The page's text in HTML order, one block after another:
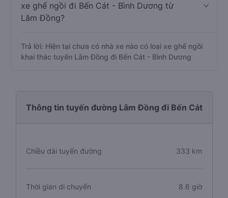
xe ghế ngồi đi Bến Cát - Bình Dương từ
Lâm Đồng?
Trả lời: Hiện tại chưa có nhà xe nào có loại xe ghế ngồi
khai thác tuyến Lâm Đồng đi Bến Cát - Bình Dương
Thông tin tuyến đường Lâm Đồng đi Bến Cát
Chiều dài tuyến đường 333 km
Thời gian di chuyển 8.6 giờ